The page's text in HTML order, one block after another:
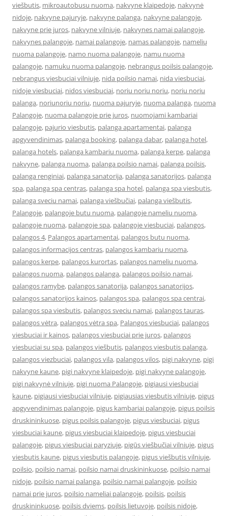
viešbutis, mikroautobusu nuoma, nakvyne klaipedoje, nakvynė
nidoje, nakvyne pajuryje, nakvyne palanga, nakvyne palangoje,
nakvyne prie juros, nakvyne vilniuje, nakvynes namai palangoje,
nakvynes palangoje, namai palangoje, namas palangoje, namelių
nuoma palangoje, namo nuoma palangoje, namu nuoma
palangoje, namuku nuoma palangoje, nebrangus poilsis palangoje,
nebrangus viesbuciai vilniuje, nida poilsio namai, nida viesbuciai,
nidoje viesbuciai, nidos viesbuciai, noriu noriu noriu, noriu noriu
palanga, noriunoriu noriu, nuoma pajuryje, nuoma palanga, nuoma
Palangoje, nuoma palangoje prie juros, nuomojami kambariai
palangoje, pajurio viesbutis, palanga apartamentai, palanga
apgyvendinimas, palanga booking, palanga dabar, palanga hotel,
palanga hotels, palanga kambariu nuoma, palanga kerpe, palanga
nakvyne, palanga nuoma, palanga poilsio namai, palanga poilsis,
palanga renginiai, palanga sanatorija, palanga sanatorijos, palanga
spa, palanga spa centras, palanga spa hotel, palanga spa viesbutis,
palanga sveciu namai, palanga viešbučiai, palanga viešbutis,
Palangoje, palangoje butu nuoma, palangoje nameliu nuoma,
palangoje nuoma, palangoje spa, palangoje viesbuciai, palangos,
palangos 4, Palangos apartamentai, palangos butu nuoma,
palangos informacijos centras, palangos kambariu nuoma,
palangos kerpe, palangos kurortas, palangos nameliu nuoma,
palangos nuoma, palangos palanga, palangos poilsio namai,
palangos ramybe, palangos sanatorija, palangos sanatorijos,
palangos sanatorijos kainos, palangos spa, palangos spa centrai,
palangos spa viesbutis, palangos sveciu namai, palangos tauras,
palangos vėtra, palangos vėtra spa, Palangos viesbuciai, palangos
viesbuciai ir kainos, palangos viesbuciai prie juros, palangos
viesbuciai su spa, palangos viešbutis, palangos viesbutis palanga,
palangos viezbuciai, palangos vila, palangos vilos, pigi nakvyne, pigi
nakvyne kaune, pigi nakvyne klaipedoje, pigi nakvyne palangoje,
pigi nakvynė vilniuje, pigi nuoma Palangoje, pigiausi viesbuciai
kaune, pigiausi viesbuciai vilniuje, pigiausias viesbutis vilniuje, pigus
apgyvendinimas palangoje, pigus kambariai palangoje, pigus poilsis
druskininkuose, pigus poilsis palangoje, pigus viesbuciai, pigus
viesbuciai kaune, pigus viesbuciai klaipedoje, pigus viesbuciai
palangoje, pigus viesbuciai paryziuje, pigūs viešbučiai vilniuje, pigus
viesbutis kaune, pigus viesbutis palangoje, pigus viešbutis vilniuje,
poilsio, poilsio namai, poilsio namai druskininkuose, poilsio namai
nidoje, poilsio namai palanga, poilsio namai palangoje, poilsio
namai prie juros, poilsio nameliai palangoje, poilsis, poilsis
druskininkuose, poilsis dviems, poilsis lietuvoje, poilsis nidoje,